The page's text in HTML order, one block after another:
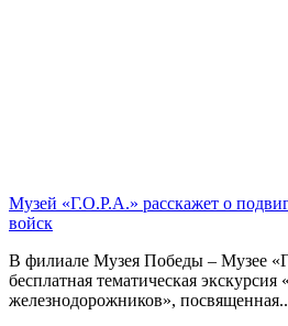
Музей «Г.О.Р.А.» расскажет о
войск
В филиале Музея Победы – Музее
бесплатная тематическая экскурсия
железнодорожников»,